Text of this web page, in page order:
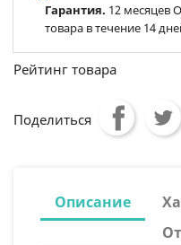
Гарантия. 12 месяцев
товара в течение 14
Рейтинг товара
Поделиться
Описание